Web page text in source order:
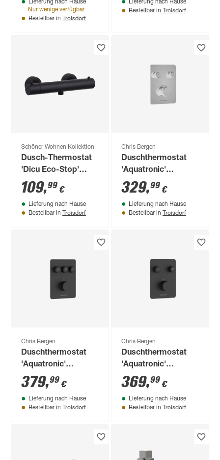
Lieferung nach Hause
Nur wenige verfügbar
Bestellbar in Troisdorf
Lieferung nach Hause
Bestellbar in Troisdorf
Schöner Wohnen Kollektion
Dusch-Thermostat
'Dicu Eco-Stop'
mattschwarz 1/2''
109,99 €
Lieferung nach Hause
Bestellbar in Troisdorf
Chris Bergen
Duschthermostat
'Aquatronic'
Unterputz
hochglanzverchromt
2 Ausgänge
329,99 €
Lieferung nach Hause
Bestellbar in Troisdorf
Chris Bergen
Duschthermostat
'Aquatronic'
Unterputz schwarz
matt 3 Ausgänge
379,99 €
Lieferung nach Hause
Bestellbar in Troisdorf
Chris Bergen
Duschthermostat
'Aquatronic'
Unterputz schwarz
matt 2 Ausgänge
369,99 €
Lieferung nach Hause
Bestellbar in Troisdorf